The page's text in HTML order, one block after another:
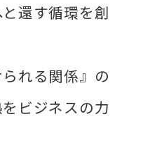
還す循環を創
れる関係』の
ビジネスの力